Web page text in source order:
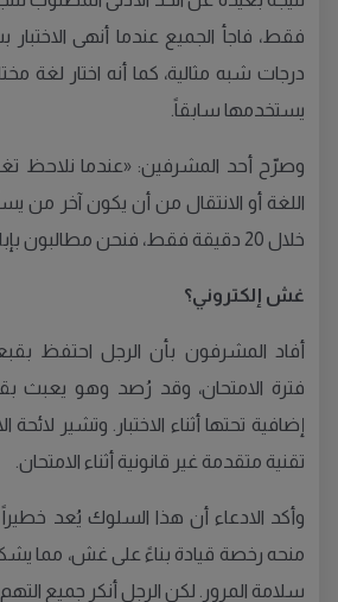
فقط، فاجأ الجميع عندما أنهى
درجات شبه مثالية، كما أنه اختار لغة
يستخدمها سابقاً.
وصرّح أحد المشرفين: «عندما نلاحظ
اللغة أو الانتقال من أن يكون آخر من
خلال 20 دقيقة فقط، فنحن مطالبون بإبلاغ الإدارة».
غش إلكتروني؟
أفاد المشرفون بأن الرجل احتفظ
فترة الامتحان، وقد رُصد وهو يعبث
إضافية تحتها أثناء الاختبار. وتشير لائحة
تقنية متقدمة غير قانونية أثناء الامتحان.
وأكد الادعاء أن هذا السلوك يُعد
منحه رخصة قيادة بناءً على غش، مما
سلامة المرور. لكن الرجل أنكر جميع التهم